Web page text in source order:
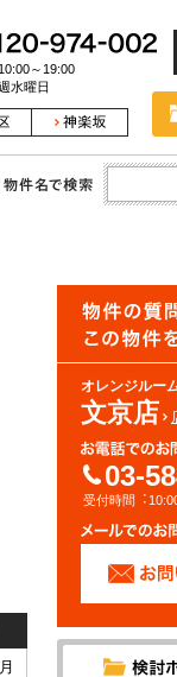
～19:00
水曜日
オレンジルー
文京店
03-
受付時間